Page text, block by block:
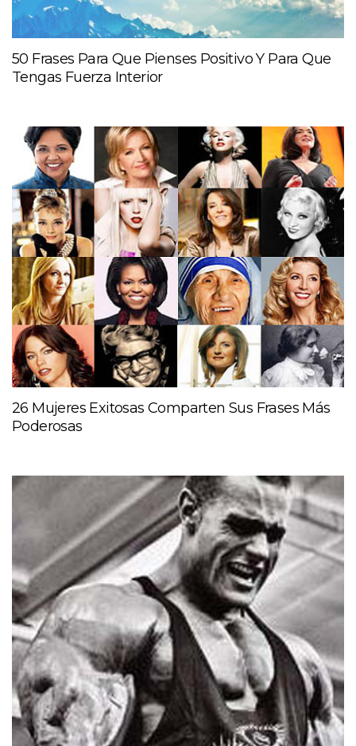
50 Frases Para Que Pienses Positivo Y Para Que
Tengas Fuerza Interior
26 Mujeres Exitosas Comparten Sus Frases Más
Poderosas